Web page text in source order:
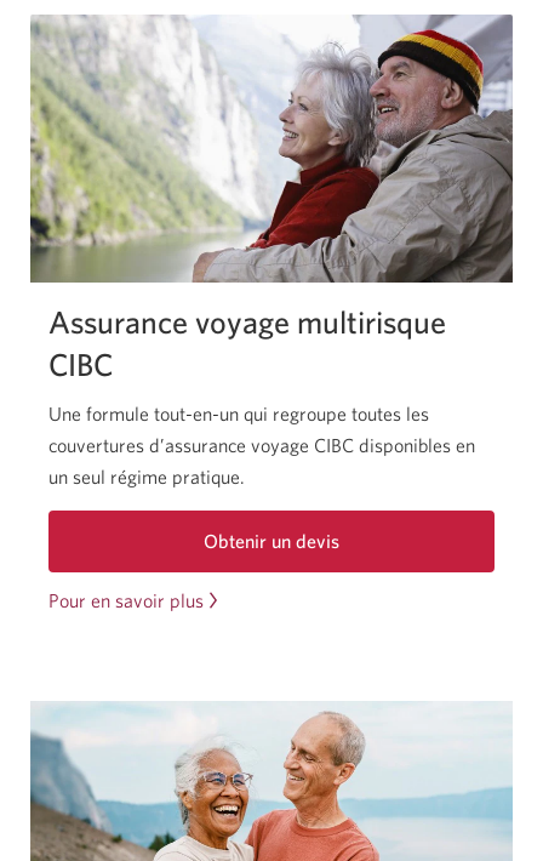
annulation
et
interruption
de
voyage
CIBC
Une
boîte
de
dialogue
du
régime
amélioré
d’Assurance
annulation
interruption
de
voyage
Assurance voyage multirisque
CIBC
Une formule tout-en-un qui regroupe toutes les
couvertures d’assurance voyage CIBC disponibles en
un seul régime pratique.
Obtenir un devis
voyage
boîte
dialogue
s’affichera.
Pour en savoir plus à
multirisque
CIBC.